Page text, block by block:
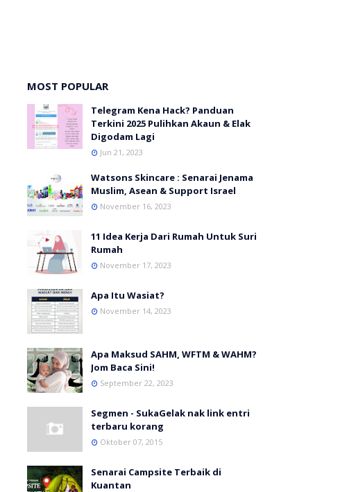
MOST POPULAR
Telegram Kena Hack? Panduan
Terkini 2025 Pulihkan Akaun & Elak
Digodam Lagi
Jun 21, 2023
Watsons Skincare : Senarai Jenama
Muslim, Asean & Support Israel
November 16, 2023
11 Idea Kerja Dari Rumah Untuk Suri
Rumah
November 17, 2023
Apa Itu Wasiat?
November 14, 2023
Apa Maksud SAHM, WFTM & WAHM?
Jom Baca Sini!
September 22, 2023
Segmen - SukaGelak nak link entri
terbaru korang
Oktober 07, 2015
Senarai Campsite Terbaik di
Kuantan